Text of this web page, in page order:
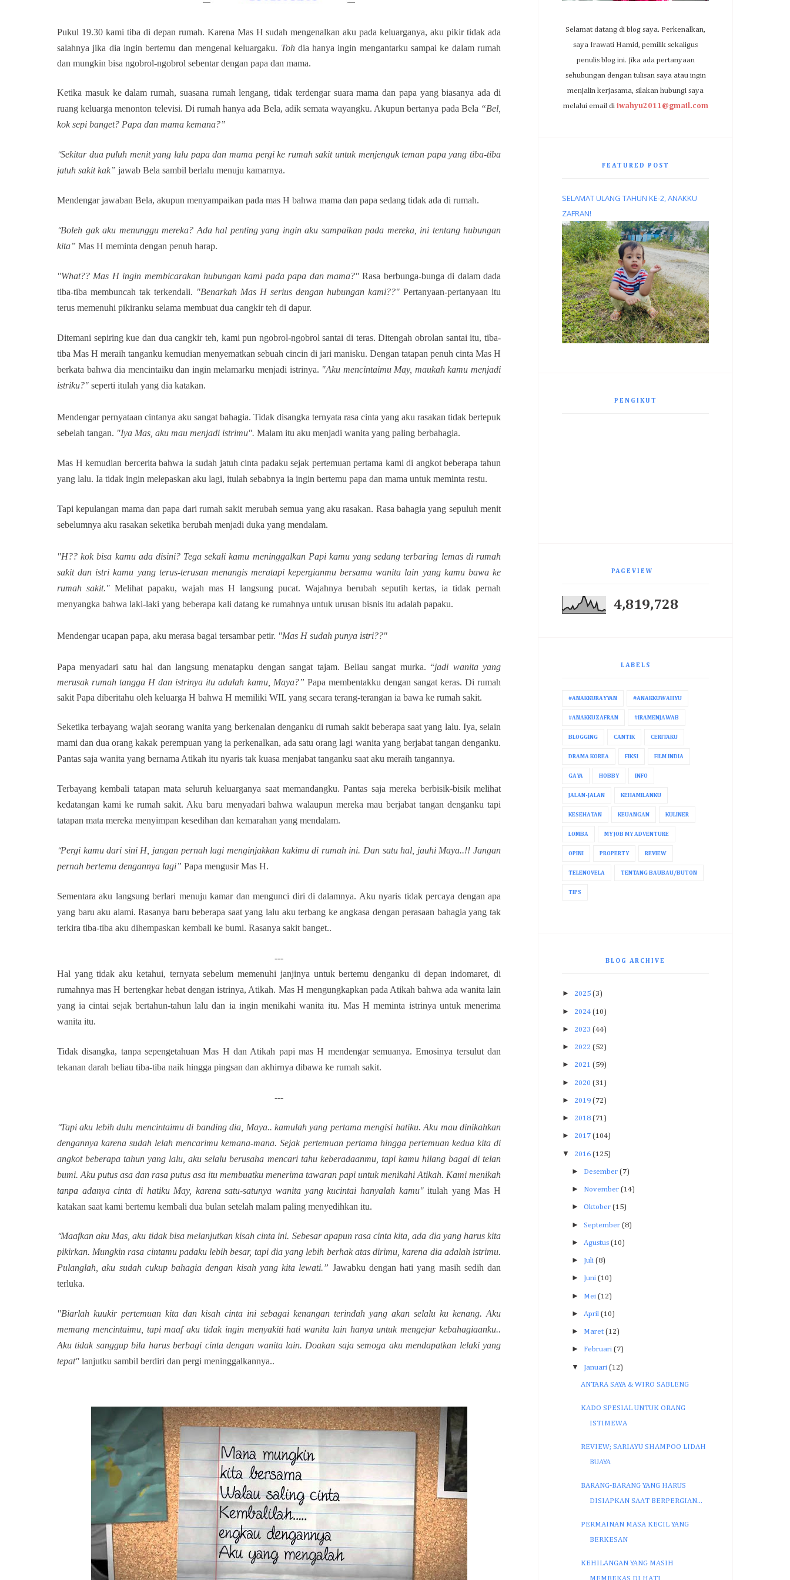
Pukul 19.30 kami tiba di depan rumah. Karena Mas H sudah mengenalkan aku pada keluarganya, aku pikir tidak ada
salahnya jika dia ingin bertemu dan mengenal keluargaku. Tohdia hanya ingin mengantarku sampai ke dalam rumah
dan mungkin bisa ngobrol-ngobrol sebentar dengan papa dan mama.
Ketika masuk ke dalam rumah, suasana rumah lengang, tidak terdengar suara mama dan papa yang biasanya ada di
ruang keluarga menonton televisi. Di rumah hanya ada Bela, adik semata wayangku. Akupun bertanya pada Bela “Bel,
kok sepi banget? Papa dan mama kemana?”
“Sekitar dua puluh menit yang lalu papa dan mama pergi ke rumah sakit untuk menjenguk teman papa yang tiba-tiba
jatuh sakit kak” jawab Bela sambil berlalu menuju kamarnya.
Mendengar jawaban Bela, akupun menyampaikan pada mas H bahwa mama dan papa sedang tidak ada di rumah.
“Boleh gak aku menunggu mereka? Ada hal penting yang ingin aku sampaikan pada mereka, ini tentang hubungan
kita” Mas H meminta dengan penuh harap.
"What?? Mas H ingin membicarakan hubungan kami pada papa dan mama?" Rasa berbunga-bunga di dalam dada
tiba-tiba membuncah tak terkendali. "Benarkah Mas H serius dengan hubungan kami??" Pertanyaan-pertanyaan itu
terus memenuhi pikiranku selama membuat dua cangkir teh di dapur.
Ditemani sepiring kue dan dua cangkir teh, kami pun ngobrol-ngobrol santai di teras. Ditengah obrolan santai itu, tiba-
tiba Mas H meraih tanganku kemudian menyematkan sebuah cincin di jari manisku. Dengan tatapan penuh cinta Mas H
berkata bahwa dia mencintaiku dan ingin melamarku menjadi istrinya. "Aku mencintaimu May, maukah kamu menjadi
istriku?" seperti itulah yang dia katakan.
Mendengar pernyataan cintanya aku sangat bahagia. Tidak disangka ternyata rasa cinta yang aku rasakan tidak bertepuk
sebelah tangan. "Iya Mas, aku mau menjadi istrimu". Malam itu aku menjadi wanita yang paling berbahagia.
Mas H kemudian bercerita bahwa ia sudah jatuh cinta padaku sejak pertemuan pertama kami di angkot beberapa tahun
yang lalu. Ia tidak ingin melepaskan aku lagi, itulah sebabnya ia ingin bertemu papa dan mama untuk meminta restu.
Tapi kepulangan mama dan papa dari rumah sakit merubah semua yang aku rasakan. Rasa bahagia yang sepuluh menit
sebelumnya aku rasakan seketika berubah menjadi duka yang mendalam.
"H?? kok bisa kamu ada disini? Tega sekali kamu meninggalkan Papi kamu yang sedang terbaring lemas di rumah
sakit dan istri kamu yang terus-terusan menangis meratapi kepergianmu bersama wanita lain yang kamu bawa ke
rumah sakit." Melihat papaku, wajah mas H langsung pucat. Wajahnya berubah seputih kertas, ia tidak pernah
menyangka bahwa laki-laki yang beberapa kali datang ke rumahnya untuk urusan bisnis itu adalah papaku.
Mendengar ucapan papa, aku merasa bagai tersambar petir. "Mas H sudah punya istri??"
Papa menyadari satu hal dan langsung menatapku dengan sangat tajam. Beliau sangat murka. “jadi wanita yang
merusak rumah tangga H dan istrinya itu adalah kamu, Maya?” Papa membentakku dengan sangat keras. Di rumah
sakit Papa diberitahu oleh keluarga H bahwa H memiliki WIL yang secara terang-terangan ia bawa ke rumah sakit.
Seketika terbayang wajah seorang wanita yang berkenalan denganku di rumah sakit beberapa saat yang lalu. Iya, selain
mami dan dua orang kakak perempuan yang ia perkenalkan, ada satu orang lagi wanita yang berjabat tangan denganku.
Pantas saja wanita yang bernama Atikah itu nyaris tak kuasa menjabat tanganku saat aku meraih tangannya.
Terbayang kembali tatapan mata seluruh keluarganya saat memandangku. Pantas saja mereka berbisik-bisik melihat
kedatangan kami ke rumah sakit. Aku baru menyadari bahwa walaupun mereka mau berjabat tangan denganku tapi
tatapan mata mereka menyimpan kesedihan dan kemarahan yang mendalam.
“Pergi kamu dari sini H, jangan pernah lagi menginjakkan kakimu di rumah ini. Dan satu hal, jauhi Maya..!! Jangan
pernah bertemu dengannya lagi” Papa mengusir Mas H.
Sementara aku langsung berlari menuju kamar dan mengunci diri di dalamnya. Aku nyaris tidak percaya dengan apa
yang baru aku alami. Rasanya baru beberapa saat yang lalu aku terbang ke angkasa dengan perasaan bahagia yang tak
terkira tiba-tiba aku dihempaskan kembali ke bumi. Rasanya sakit banget..
---
Hal yang tidak aku ketahui, ternyata sebelum memenuhi janjinya untuk bertemu denganku di depan indomaret, di
rumahnya mas H bertengkar hebat dengan istrinya, Atikah. Mas H mengungkapkan pada Atikah bahwa ada wanita lain
yang ia cintai sejak bertahun-tahun lalu dan ia ingin menikahi wanita itu. Mas H meminta istrinya untuk menerima
wanita itu.
Tidak disangka, tanpa sepengetahuan Mas H dan Atikah papi mas H mendengar semuanya. Emosinya tersulut dan
tekanan darah beliau tiba-tiba naik hingga pingsan dan akhirnya dibawa ke rumah sakit.
---
“Tapi aku lebih dulu mencintaimu di banding dia, Maya.. kamulah yang pertama mengisi hatiku. Aku mau dinikahkan
dengannya karena sudah lelah mencarimu kemana-mana. Sejak pertemuan pertama hingga pertemuan kedua kita di
angkot beberapa tahun yang lalu, aku selalu berusaha mencari tahu keberadaanmu, tapi kamu hilang bagai di telan
bumi. Aku putus asa dan rasa putus asa itu membuatku menerima tawaran papi untuk menikahi Atikah. Kami menikah
tanpa adanya cinta di hatiku May, karena satu-satunya wanita yang kucintai hanyalah kamu"itulah yang Mas H
katakan saat kami bertemu kembali dua bulan setelah malam paling menyedihkan itu.
“Maafkan aku Mas, aku tidak bisa melanjutkan kisah cinta ini. Sebesar apapun rasa cinta kita, ada dia yang harus kita
pikirkan. Mungkin rasa cintamu padaku lebih besar, tapi dia yang lebih berhak atas dirimu, karena dia adalah istrimu.
Pulanglah, aku sudah cukup bahagia dengan kisah yang kita lewati.” Jawabku dengan hati yang masih sedih dan
terluka.
"Biarlah kuukir pertemuan kita dan kisah cinta ini sebagai kenangan terindah yang akan selalu ku kenang. Aku
memang mencintaimu, tapi maaf aku tidak ingin menyakiti hati wanita lain hanya untuk mengejar kebahagiaanku..
Aku tidak sanggup bila harus berbagi cinta dengan wanita lain. Doakan saja semoga aku mendapatkan lelaki yang
tepat" lanjutku sambil berdiri dan pergi meninggalkannya..
Selamat datang di blog saya. Perkenalkan,
saya Irawati Hamid, pemilik sekaligus
penulis blog ini. Jika ada pertanyaan
sehubungan dengan tulisan saya atau ingin
menjalin kerjasama, silakan hubungi saya
melalui email di iwahyu2011@gmail.com
FEATURED POST
SELAMAT ULANG TAHUN KE-2, ANAKKU
ZAFRAN!
PENGIKUT
PAGEVIEW
4,819,728
LABELS
#ANAKKURAYYAN #ANAKKUWAHYU
#ANAKKUZAFRAN #IRAMENJAWAB
BLOGGING CANTIK CERITAKU
DRAMA KOREA FIKSI FILM INDIA
GAYA HOBBY INFO
JALAN-JALAN KEHAMILANKU
KESEHATAN KEUANGAN KULINER
LOMBA MY JOB MY ADVENTURE
OPINI PROPERTY REVIEW
TELENOVELA TENTANG BAUBAU/BUTON
TIPS
BLOG ARCHIVE
► 2025 (3)
► 2024 (10)
► 2023 (44)
► 2022 (52)
► 2021 (59)
► 2020 (31)
► 2019 (72)
► 2018 (71)
► 2017 (104)
▼ 2016 (125)
► Desember (7)
► November (14)
► Oktober (15)
► September (8)
► Agustus (10)
► Juli (8)
► Juni (10)
► Mei (12)
► April (10)
► Maret (12)
► Februari (7)
▼ Januari (12)
ANTARA SAYA & WIRO SABLENG
KADO SPESIAL UNTUK ORANG
ISTIMEWA
REVIEW; SARIAYU SHAMPOO LIDAH
BUAYA
BARANG-BARANG YANG HARUS
DISIAPKAN SAAT BERPERGIAN...
PERMAINAN MASA KECIL YANG
BERKESAN
KEHILANGAN YANG MASIH
MEMBEKAS DI HATI